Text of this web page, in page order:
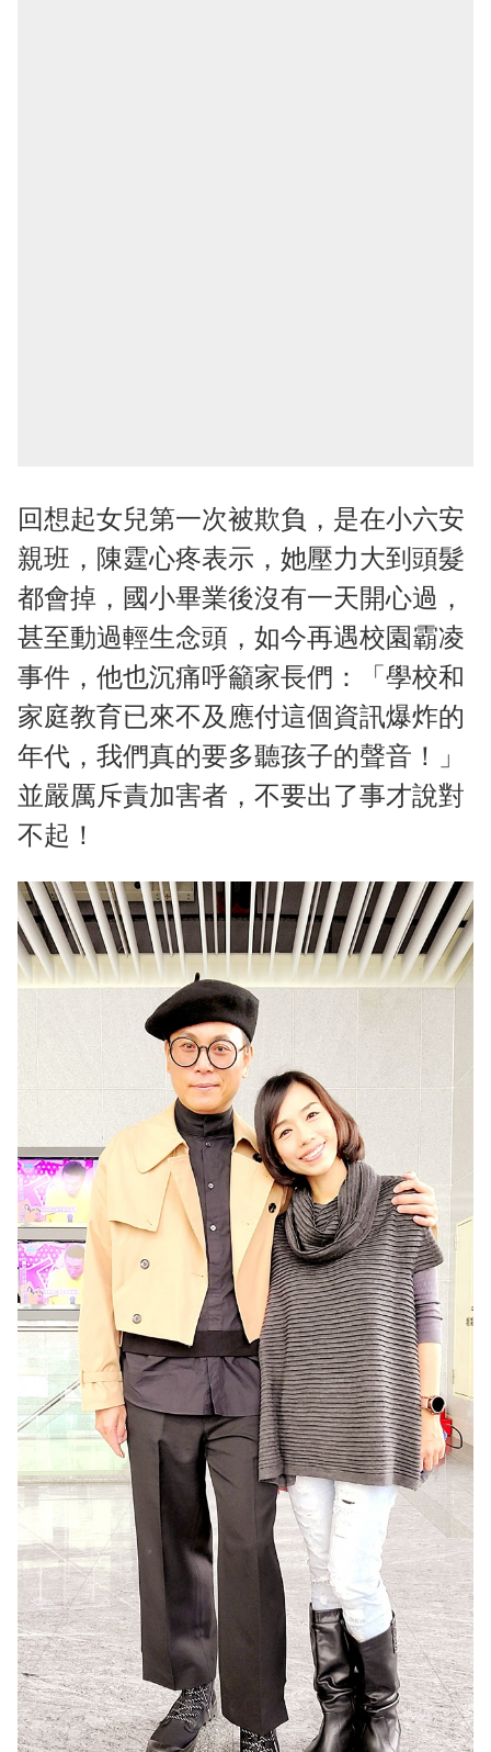
回想起女兒第一次被欺負，是在小六安
親班，陳霆心疼表示，她壓力大到頭髮
都會掉，國小畢業後沒有一天開心過，
甚至動過輕生念頭，如今再遇校園霸凌
事件，他也沉痛呼籲家長們：「學校和
家庭教育已來不及應付這個資訊爆炸的
年代，我們真的要多聽孩子的聲音！」
並嚴厲斥責加害者，不要出了事才說對
不起！